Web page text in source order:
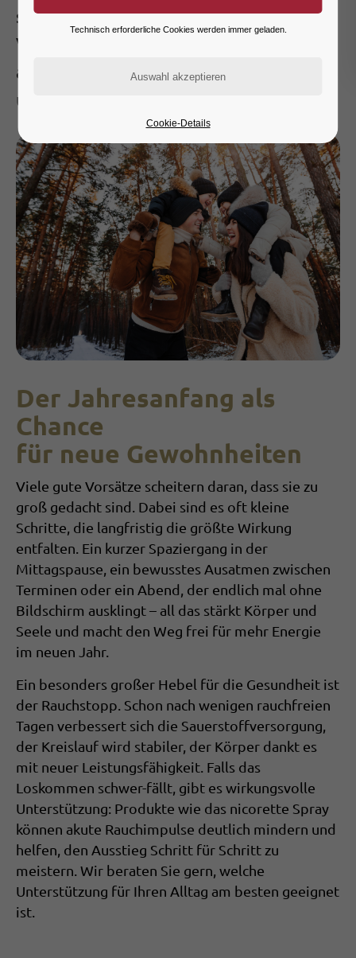
sondern mit machbaren
Veränderungen, die sich im Alltag gut
anfühlen. Genau dabei möchten wir Sie
unterstützen.
Der Jahresanfang als
Chance
für neue Gewohnheiten
Viele gute Vorsätze scheitern daran, dass sie zu
groß gedacht sind. Dabei sind es oft kleine
Schritte, die langfristig die größte Wir­kung
entfalten. Ein kurzer Spaziergang in der
Mittagspause, ein bewusstes Ausatmen zwischen
Terminen oder ein Abend, der endlich mal ohne
Bildschirm ausklingt – all das stärkt Körper und
Seele und macht den Weg frei für mehr Energie
im neuen Jahr.
Ein besonders großer Hebel für die Gesundheit ist
der Rauchstopp. Schon nach wenigen rauchfreien
Tagen verbessert sich die Sauerstoffversorgung,
der Kreislauf wird sta­biler, der Körper dankt es
mit neuer Leis­tungsfähigkeit. Falls das
Loskommen schwer-fällt, gibt es wirkungsvolle
Unterstützung: Produkte wie das nicorette Spray
können akute Rauchimpulse deutlich mindern und
helfen, den Ausstieg Schritt für Schritt zu
meistern. Wir beraten Sie gern, welche
Unterstützung für Ihren Alltag am besten geeignet
ist.
Technisch erforderliche Cookies werden immer geladen.
Cookie-Details